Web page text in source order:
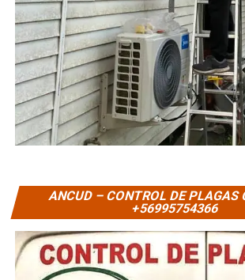
ANCUD – CONTROL DE PLAGAS
+56995754366